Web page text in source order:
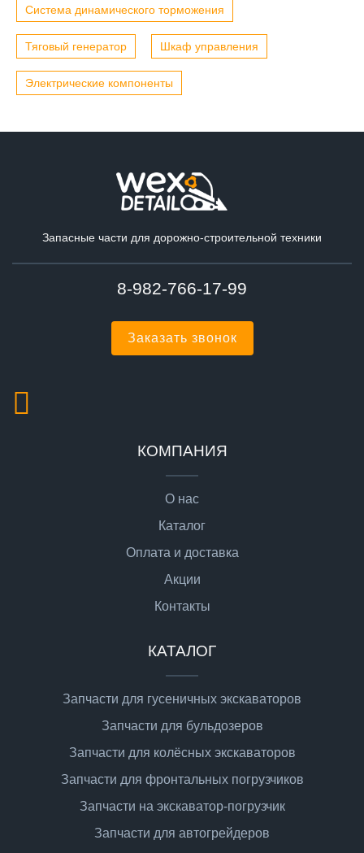
Система динамического торможения
Тяговый генератор Шкаф управления
Электрические компоненты
Запасные части для дорожно-строительной техники
8-982-766-17-99
Заказать звонок
КОМПАНИЯ
О нас
Каталог
Оплата и доставка
Акции
Контакты
КАТАЛОГ
Запчасти для гусеничных экскаваторов
Запчасти для бульдозеров
Запчасти для колёсных экскаваторов
Запчасти для фронтальных погрузчиков
Запчасти на экскаватор-погрузчик
Запчасти для автогрейдеров